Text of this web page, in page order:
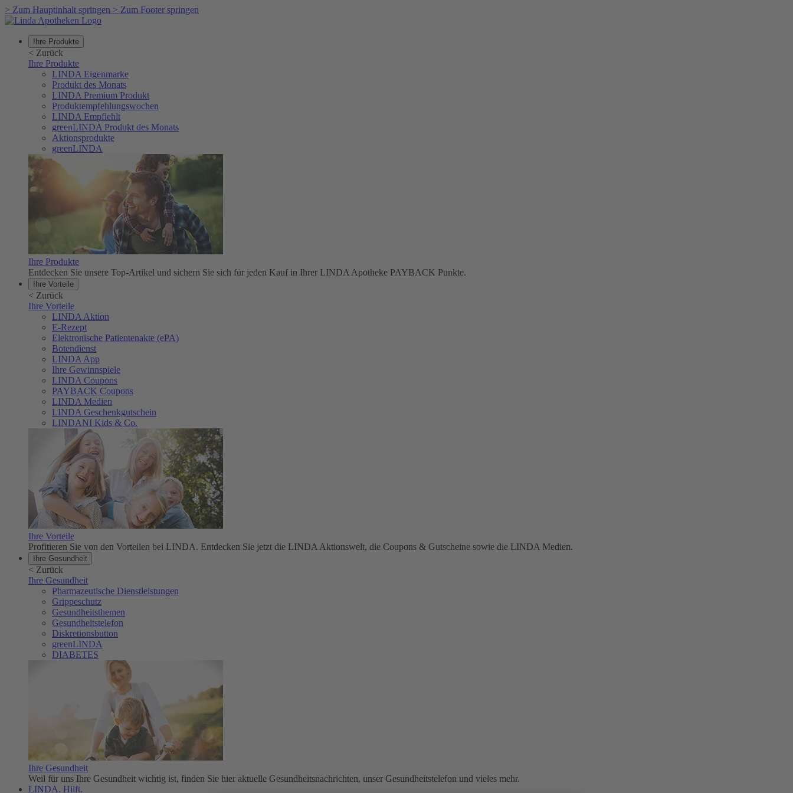
> Zum Hauptinhalt springen > Zum Footer springen
Ihre Produkte
< Zurück
Ihre Produkte
LINDA Eigenmarke
Produkt des Monats
LINDA Premium Produkt
Produktempfehlungswochen
LINDA Empfiehlt
greenLINDA Produkt des Monats
Aktionsprodukte
greenLINDA
Ihre Produkte
Entdecken Sie unsere Top-Artikel und sichern Sie sich für jeden Kauf in Ihrer LINDA Apotheke PAYBACK Punkte.
Ihre Vorteile
< Zurück
Ihre Vorteile
LINDA Aktion
E-Rezept
Elektronische Patientenakte (ePA)
Botendienst
LINDA App
Ihre Gewinnspiele
LINDA Coupons
PAYBACK Coupons
LINDA Medien
LINDA Geschenkgutschein
LINDANI Kids & Co.
Ihre Vorteile
Profitieren Sie von den Vorteilen bei LINDA. Entdecken Sie jetzt die LINDA Aktionswelt, die Coupons & Gutscheine sowie die LINDA Medien.
Ihre Gesundheit
< Zurück
Ihre Gesundheit
Pharmazeutische Dienstleistungen
Grippeschutz
Gesundheitsthemen
Gesundheitstelefon
Diskretionsbutton
greenLINDA
DIABETES
Ihre Gesundheit
Weil für uns Ihre Gesundheit wichtig ist, finden Sie hier aktuelle Gesundheitsnachrichten, unser Gesundheitstelefon und vieles mehr.
LINDA. Hilft.